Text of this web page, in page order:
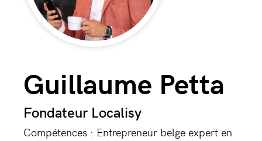
Guillaume Petta
Fondateur Localisy
Compétences : Entrepreneur belge expert en